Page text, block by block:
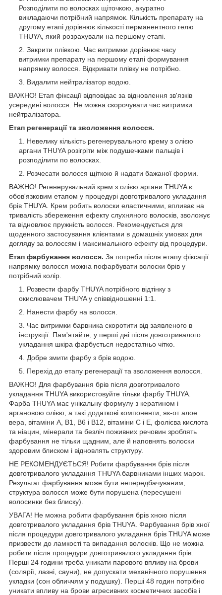
Розподілити по волосках щіточкою, акуратно
викладаючи потрібний напрямок. Кількість препарату на
другому етапі дорівнює кількості перманентного гелю
THUYA, який розрахували на першому етапі.
Закрити плівкою. Час витримки дорівнює часу
витримки препарату на першому етапі формування
напрямку волосся. Відкривати плівку не потрібно.
Видалити нейтралізатор водою.
ВАЖНО! Етап фіксації відповідає за відновлення зв'язків
усередині волосся. Не можна скорочувати час витримки
нейтралізатора.
Етап регенерації та зволоження волосся.
Невелику кількість регенерувального крему з олією
аргани THUYA розігріти між подушечками пальців і
розподілити по волосках.
Розчесати волосся щіткою й надати бажаної форми.
ВАЖНО! Регенерувальний крем з олією аргани THUYA є
обов'язковим етапом у процедурі довготривалого укладання
брів THUYA. Крем робить волоски еластичними, впливає на
тривалість збереження ефекту слухняного волосків, зволожує
та відновлює пружність волосся. Рекомендується для
щоденного застосування клієнтами в домашніх умовах для
догляду за волоссям і максимального ефекту від процедури.
Етап фарбування волосся. За потреби після етапу фіксації
напрямку волосся можна пофарбувати волоски брів у
потрібний колір.
Розвести фарбу THUYA потрібного відтінку з
окислювачем THUYA у співвідношенні 1:1.
Нанести фарбу на волосся.
Час витримки барвника скоротити від заявленого в
інструкції. Пам'ятайте, у перші дні після довготривалого
укладання шкіра фарбується недостатньо чітко.
Добре змити фарбу з брів водою.
Перехід до етапу регенерації та зволоження волосся.
ВАЖНО! Для фарбування брів після довготривалого
укладання THUYA використовуйте тільки фарбу THUYA.
Фарба THUYA має унікальну формулу з кератином і
аргановою олією, а такі додаткові компоненти, як-от алое
вера, вітаміни А, В1, В6 і В12, вітаміни С і Е, фолієва кислота
та ніацин, мінерали та безліч поживних речовин зроблять
фарбування не тільки щадним, але й наповнять волоски
здоровим блиском і відновлять структуру.
НЕ РЕКОМЕНДУЄТЬСЯ! Робити фарбування брів після
довготривалого укладання THUYA барвниками інших марок.
Результат фарбування може бути непередбачуваним,
структура волосся може бути порушена (пересушені
волосинки без блиску).
УВАГА! Не можна робити фарбування брів хною після
довготривалого укладання брів THUYA. Фарбування брів хної
після процедури довготривалого укладання брів THUYA може
призвести до ламкості та випадання волосків. Що не можна
робити після процедури довготривалого укладання брів.
Перші 24 години треба уникати парового впливу на брови
(солярії, лазні, сауни), не допускати механічного порушення
укладки (сон обличчям у подушку). Перші 48 годин потрібно
уникати впливу на брови агресивних косметичних засобів і